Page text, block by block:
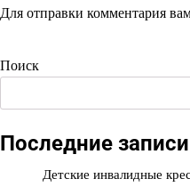
Для отправки комментария
Поиск
Последние записи
Детские инвалидные